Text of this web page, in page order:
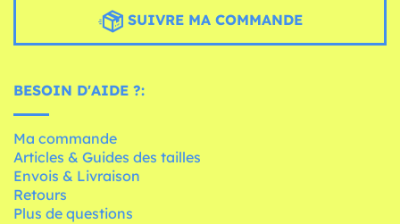
SUIVRE MA COMMANDE
BESOIN D'AIDE ?:
Ma commande
Articles & Guides des tailles
Envois & Livraison
Retours
Plus de questions